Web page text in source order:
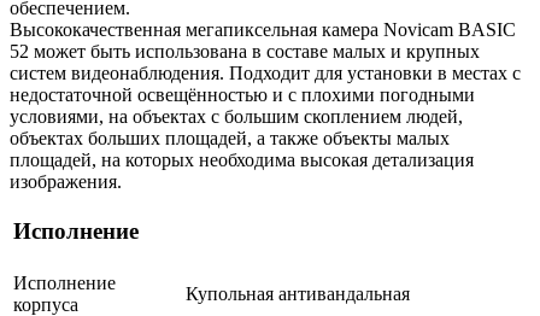
обеспечением.
Высококачественная мегапиксельная камера Novicam BASIC
52 может быть использована в составе малых и крупных
систем видеонаблюдения. Подходит для установки в местах с
недостаточной освещённостью и с плохими погодными
условиями, на объектах с большим скоплением людей,
объектах больших площадей, а также объекты малых
площадей, на которых необходима высокая детализация
изображения.
Исполнение
Исполнение
корпуса
Купольная антивандальная